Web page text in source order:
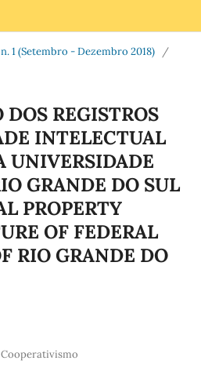
n. 1 (Setembro - Dezembro 2018)
/
REGISTROS
INTELECTUAL
UNIVERSIDADE
GRANDE DO SUL
PROPERTY
OF FEDERAL
RIO GRANDE DO
Cooperativismo